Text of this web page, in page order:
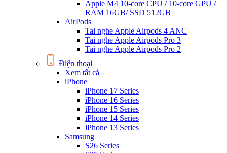
Apple M4 10-core CPU / 10-core GPU /
RAM 16GB/ SSD 512GB
AirPods
Tai nghe Apple Airpods 4 ANC
Tai nghe Apple Airpods Pro 3
Tai nghe Apple Airpods Pro 2
Điện thoại
Xem tất cả
iPhone
iPhone 17 Series
iPhone 16 Series
iPhone 15 Series
iPhone 14 Series
iPhone 13 Series
Samsung
S26 Series